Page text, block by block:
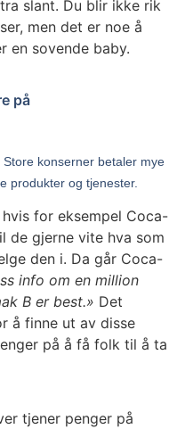
slant. Du blir ikke rik
men det er noe å
en sovende baby.
på
konserner betaler mye
produkter og tjenester.
for eksempel Coca-
de gjerne vite hva som
den i. Da går Coca-
info om en million
B er best.» Det
å finne ut av disse
på å få folk til å ta